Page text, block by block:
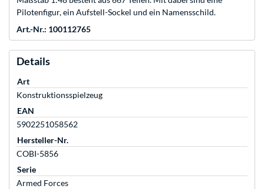
Pilotenfigur, ein Aufstell-Sockel und ein Namensschild.
Art.-Nr.: 100112765
Details
Art
Konstruktionsspielzeug
EAN
5902251058562
Hersteller-Nr.
COBI-5856
Serie
Armed Forces